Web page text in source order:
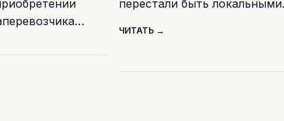
перестали быть
ЧИТАТЬ →